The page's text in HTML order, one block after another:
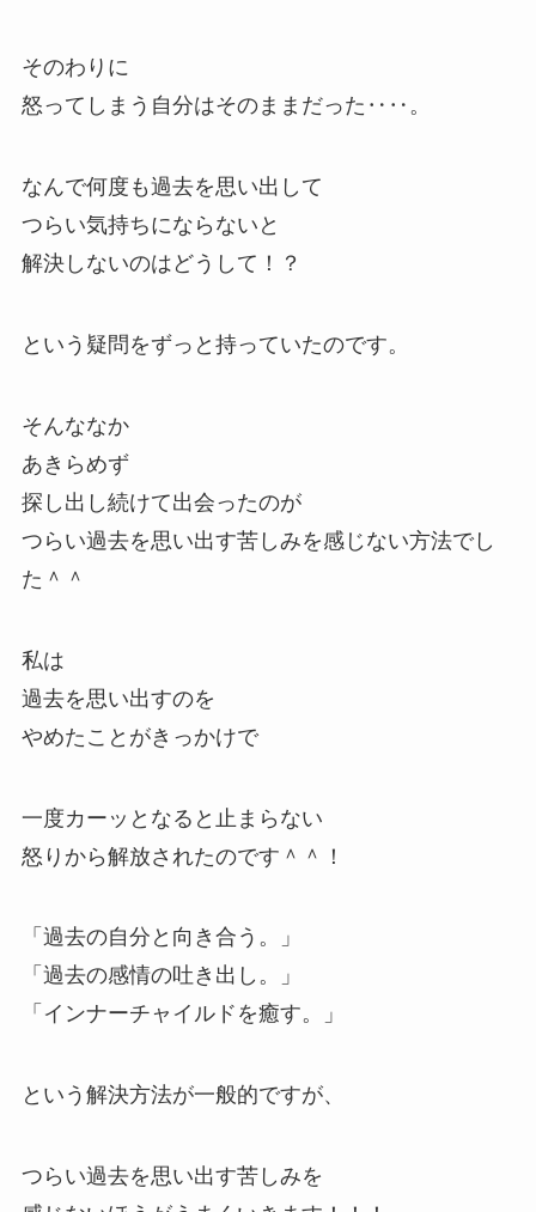
そのわりに
怒ってしまう自分はそのままだった‥‥。
なんで何度も過去を思い出して
つらい気持ちにならないと
解決しないのはどうして！？
という疑問をずっと持っていたのです。
そんななか
あきらめず
探し出し続けて出会ったのが
つらい過去を思い出す苦しみを感じない方法でし
た＾＾
私は
過去を思い出すのを
やめたことがきっかけで
一度カーッとなると止まらない
怒りから解放されたのです＾＾！
「過去の自分と向き合う。」
「過去の感情の吐き出し。」
「インナーチャイルドを癒す。」
という解決方法が一般的ですが、
つらい過去を思い出す苦しみを